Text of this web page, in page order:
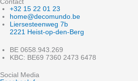
Contact
+32 15 22 01 23
home@decomundo.be
Liersesteenweg 7b
2221 Heist-op-den-Berg
BE 0658.943.269
KBC: BE69 7360 2473 6478
Social Media